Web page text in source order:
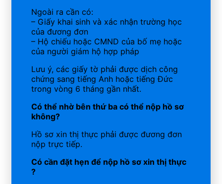
Ngoài ra cần có:
– Giấy khai sinh và xác nhận trường học
của đương đơn
– Hộ chiếu hoặc CMND của bố mẹ hoặc
của người giám hộ hợp pháp
Lưu ý, các giấy tờ phải được dịch công
chứng sang tiếng Anh hoặc tiếng Đức
trong vòng 6 tháng gần nhất.
Có thể nhờ bên thứ ba có thể nộp hồ sơ
không?
Hồ sơ xin thị thực phải được đương đơn
nộp trực tiếp.
Có cần đặt hẹn để nộp hồ sơ xin thị thực
?